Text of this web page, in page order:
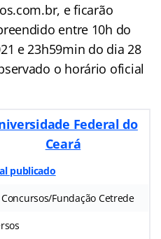
e ficarão
entre 10h do
e 23h59min do dia 28
o horário oficial
Federal do
Ceará
publicado
Concursos/Fundação Cetrede